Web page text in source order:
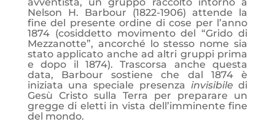
Nelson H. Barbour (1822-1906) attende la
fine del presente ordine di cose per l’anno
1874 (cosiddetto movimento del “Grido di
Mezzanotte”, ancorché lo stesso nome sia
stato applicato anche ad altri gruppi prima
e dopo il 1874). Trascorsa anche questa
data, Barbour sostiene che dal 1874 è
iniziata una speciale presenza invisibiledi
Gesù Cristo sulla Terra per preparare un
gregge di eletti in vista dell’imminente fine
del mondo.